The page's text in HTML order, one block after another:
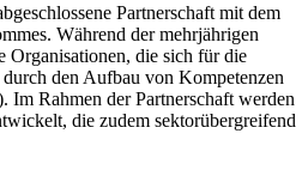
Partnerschaft mit dem
Während der mehrjährigen
Organisationen, die sich für die
den Aufbau von Kompetenzen
Im Rahmen der Partnerschaft werden
die zudem sektorübergreifend